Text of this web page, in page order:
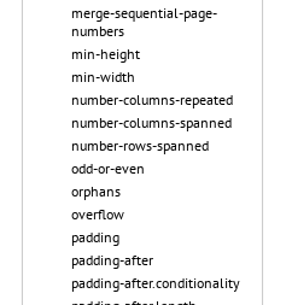
merge-sequential-page-
numbers
min-height
min-width
number-columns-repeated
number-columns-spanned
number-rows-spanned
odd-or-even
orphans
overflow
padding
padding-after
padding-after.conditionality